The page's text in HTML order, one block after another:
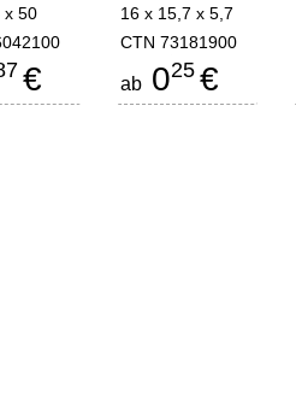
x 50
€
16 x 15,7 x 5,7
CTN 73181900
ab025 €